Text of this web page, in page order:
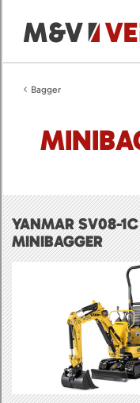
Bagger
YANMAR SV08-1C
MINIBAGGER